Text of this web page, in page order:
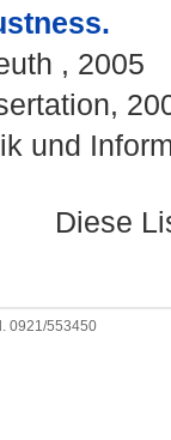
, 2005
und
Diese
0921/553450